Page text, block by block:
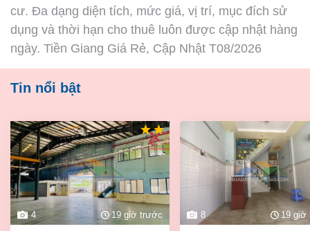
cư. Đa dạng diện tích, mức giá, vị trí, mục đích sử
dụng và thời hạn cho thuê luôn được cập nhật hàng
ngày. Tiền Giang Giá Rẻ, Cập Nhật T08/2026
Tin nổi bật
4 19 giờ trước 8 19 giờ